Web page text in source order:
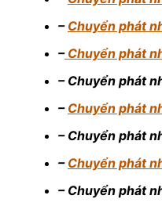
– Chuyển phát
–Chuyển phát
– Chuyển phát
– Chuyển phát
– Chuyển phát
– Chuyển phát
– Chuyển phát